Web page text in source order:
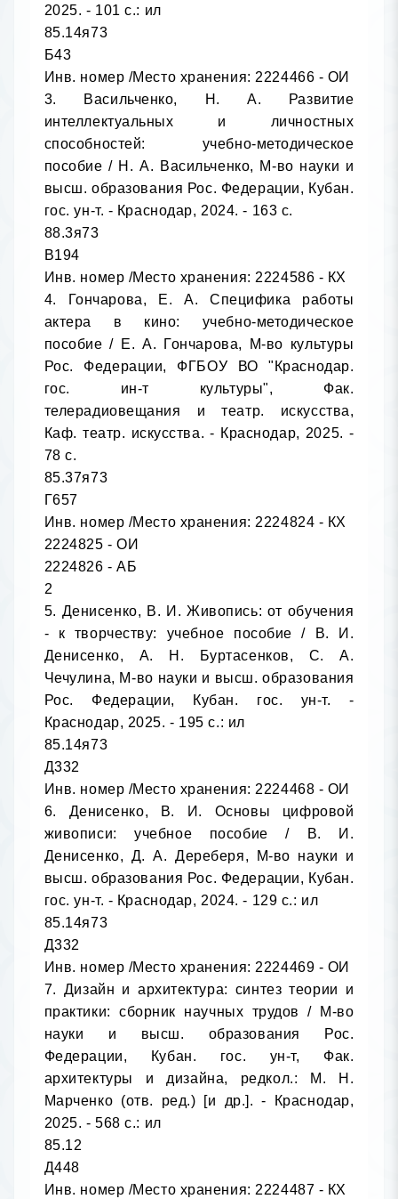
2025. - 101 с.: ил
85.14я73
Б43
Инв. номер /Место хранения: 2224466 - ОИ
3. Васильченко, Н. А. Развитие
интеллектуальных и личностных
способностей: учебно-методическое
пособие / Н. А. Васильченко, М-во науки и
высш. образования Рос. Федерации, Кубан.
гос. ун-т. - Краснодар, 2024. - 163 с.
88.3я73
В194
Инв. номер /Место хранения: 2224586 - КХ
4. Гончарова, Е. А. Специфика работы
актера в кино: учебно-методическое
пособие / Е. А. Гончарова, М-во культуры
Рос. Федерации, ФГБОУ ВО "Краснодар.
гос. ин-т культуры", Фак.
телерадиовещания и театр. искусства,
Каф. театр. искусства. - Краснодар, 2025. -
78 с.
85.37я73
Г657
Инв. номер /Место хранения: 2224824 - КХ
2224825 - ОИ
2224826 - АБ
2
5. Денисенко, В. И. Живопись: от обучения
- к творчеству: учебное пособие / В. И.
Денисенко, А. Н. Буртасенков, С. А.
Чечулина, М-во науки и высш. образования
Рос. Федерации, Кубан. гос. ун-т. -
Краснодар, 2025. - 195 с.: ил
85.14я73
Д332
Инв. номер /Место хранения: 2224468 - ОИ
6. Денисенко, В. И. Основы цифровой
живописи: учебное пособие / В. И.
Денисенко, Д. А. Дереберя, М-во науки и
высш. образования Рос. Федерации, Кубан.
гос. ун-т. - Краснодар, 2024. - 129 с.: ил
85.14я73
Д332
Инв. номер /Место хранения: 2224469 - ОИ
7. Дизайн и архитектура: синтез теории и
практики: сборник научных трудов / М-во
науки и высш. образования Рос.
Федерации, Кубан. гос. ун-т, Фак.
архитектуры и дизайна, редкол.: М. Н.
Марченко (отв. ред.) [и др.]. - Краснодар,
2025. - 568 с.: ил
85.12
Д448
Инв. номер /Место хранения: 2224487 - КХ